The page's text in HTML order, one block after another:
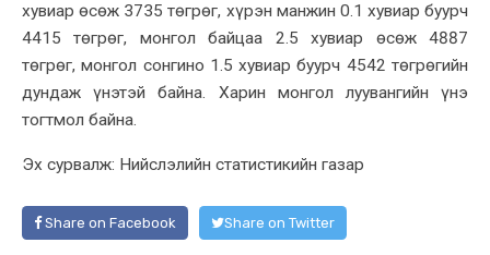
хувиар өсөж 3735 төгрөг, хүрэн манжин 0.1 хувиар буурч
4415 төгрөг, монгол байцаа 2.5 хувиар өсөж 4887
төгрөг, монгол сонгино 1.5 хувиар буурч 4542 төгрөгийн
дундаж үнэтэй байна. Харин монгол луувангийн үнэ
тогтмол байна.
Эх сурвалж: Нийслэлийн статистикийн газар
Share on Facebook Share on Twitter